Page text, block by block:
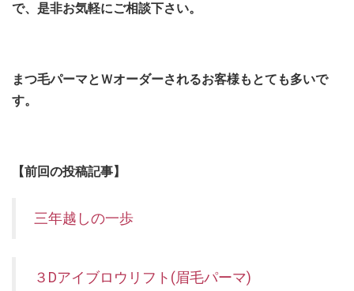
で、 是非お気軽にご相談下さい。
まつ毛パーマとＷオーダーされるお客様もとても多いで
す。
【前回の投稿記事】
三年越しの一歩
３Dアイブロウリフト(眉毛パーマ)